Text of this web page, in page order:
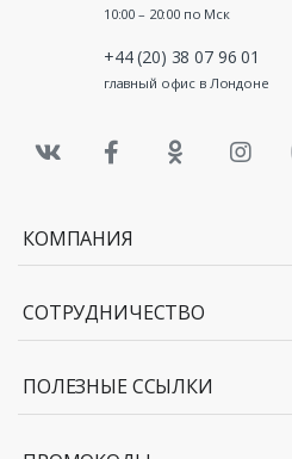
10:00 – 20:00 по Мск
+44 (20) 38 07 96 01
главный офис в Лондоне
КОМПАНИЯ
СОТРУДНИЧЕСТВО
ПОЛЕЗНЫЕ ССЫЛКИ